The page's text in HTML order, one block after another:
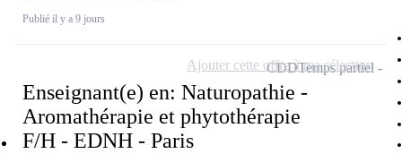
Publié il y a 9 jours
Enseignant(e) en: Naturopathie -
Aromathérapie et phytothérapie
F/H - EDNH - Paris
CDDTemps partiel
Ajouter cette offre à ma sélection